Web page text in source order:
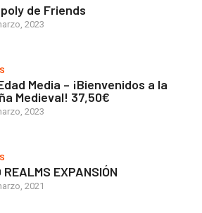
de Friends
2023
Media – ¡Bienvenidos a la
Medieval! 37,50€
2023
REALMS EXPANSIÓN
2021